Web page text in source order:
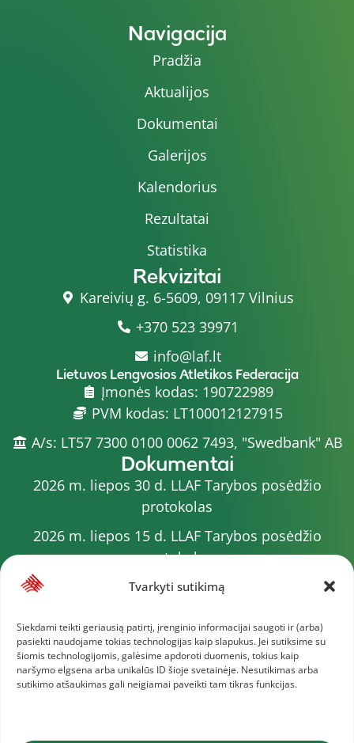
Tvarkyti sutikimą
Siekdami teikti geriausią patirtį, įrenginio informacijai saugoti ir (arba)
pasiekti naudojame tokias technologijas kaip slapukus. Jei sutiksime su
šiomis technologijomis, galėsime apdoroti duomenis, tokius kaip
naršymo elgsena arba unikalūs ID šioje svetainėje. Nesutikimas arba
sutikimo atšaukimas gali neigiamai paveikti tam tikras funkcijas.
Navigacija
Pradžia
Aktualijos
Dokumentai
Galerijos
Kalendorius
Rezultatai
Statistika
Rekvizitai
Kareivių g. 6-5609, 09117 Vilnius
+370 523 39971
info@laf.lt
Lietuvos Lengvosios Atletikos Federacija
Įmonės kodas: 190722989
PVM kodas: LT100012127915
A/s: LT57 7300 0100 0062 7493, "Swedbank" AB
Dokumentai
2026 m. liepos 30 d. LLAF Tarybos posėdžio
protokolas
2026 m. liepos 15 d. LLAF Tarybos posėdžio
protokolas
2026 m. liepos 20 d. LLAF VK posėdžio protokolas
2026 m. varžybų kalendorius
2026 m. liepos 4 d. LLAF Tarybos posėdžio
protokolas